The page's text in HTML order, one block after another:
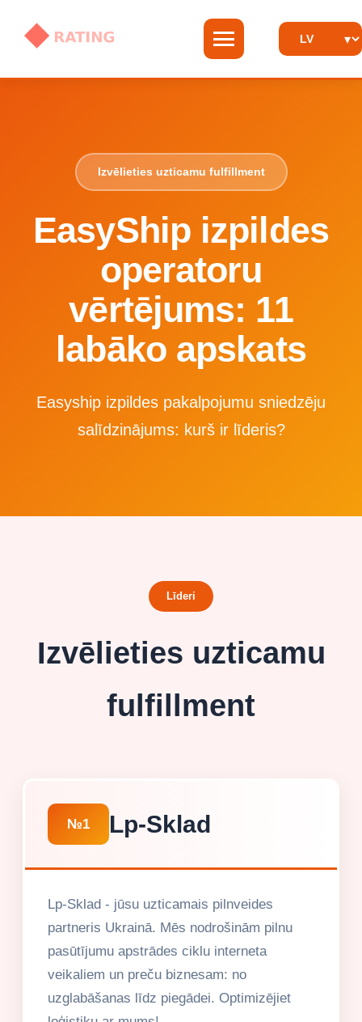
Izvēlieties uzticamu fulfillment
EasyShip izpildes
operatoru
vērtējums: 11
labāko apskats
Easyship izpildes pakalpojumu sniedzēju
salīdzinājums: kurš ir līderis?
Līderi
Izvēlieties uzticamu
fulfillment
№1 Lp-Sklad
Lp-Sklad - jūsu uzticamais pilnveides
partneris Ukrainā. Mēs nodrošinām pilnu
pasūtījumu apstrādes ciklu interneta
veikaliem un preču biznesam: no
uzglabāšanas līdz piegādei. Optimizējiet